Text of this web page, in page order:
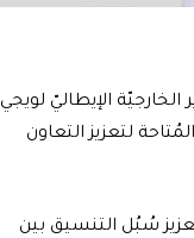
الخارجيّة الإيطاليّ لويجي
لتعزيز التعاون
سُبُل التنسيق بين